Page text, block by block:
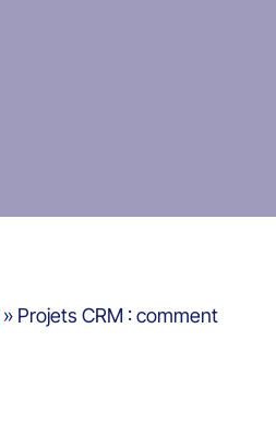
» Projets CRM : comment